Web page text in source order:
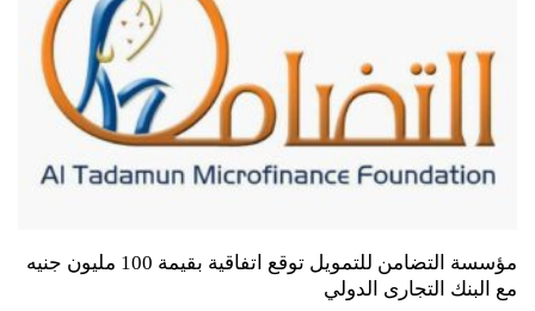
مؤسسة التضامن للتمويل توقع اتفاقية بقيمة 100 مليون جنيه
مع البنك التجارى الدولي